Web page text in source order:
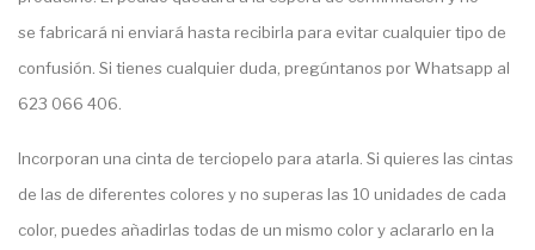
se fabricará ni enviará hasta recibirla para evitar cualquier tipo de
confusión. Si tienes cualquier duda, pregúntanos por Whatsapp al
623 066 406.
Incorporan una cinta de terciopelo para atarla. Si quieres las cintas
de las de diferentes colores y no superas las 10 unidades de cada
color, puedes añadirlas todas de un mismo color y aclararlo en la